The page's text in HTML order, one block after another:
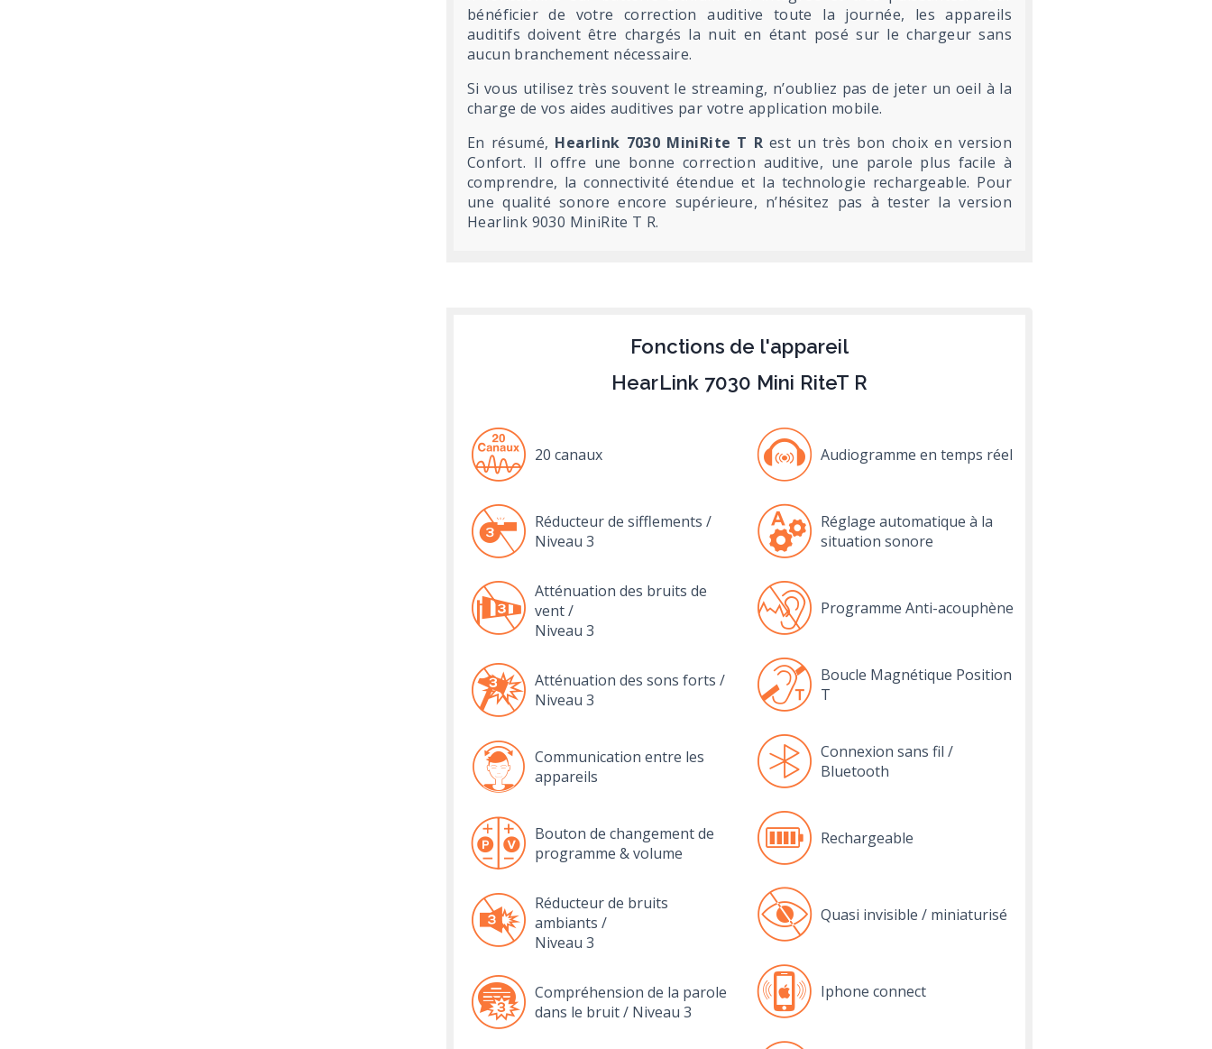
bénéficier de votre correction auditive toute la journée, les appareils
auditifs doivent être chargés la nuit en étant posé sur le chargeur sans
aucun branchement nécessaire.
Si vous utilisez très souvent le streaming, n’oubliez pas de jeter un oeil à la
charge de vos aides auditives par votre application mobile.
En résumé, Hearlink 7030 MiniRite T R est un très bon choix en version
Confort. Il offre une bonne correction auditive, une parole plus facile à
comprendre, la connectivité étendue et la technologie rechargeable. Pour
une qualité sonore encore supérieure, n’hésitez pas à tester la version
Hearlink 9030 MiniRite T R.
Fonctions de l'appareil
HearLink 7030 Mini RiteT R
20 canaux
Réducteur de sifflements /
Niveau 3
Atténuation des bruits de
vent /
Niveau 3
Atténuation des sons forts /
Niveau 3
Communication entre les
appareils
Bouton de changement de
programme & volume
Réducteur de bruits
ambiants /
Niveau 3
Compréhension de la parole
dans le bruit / Niveau 3
Audiogramme en temps réel
Réglage automatique à la
situation sonore
Programme Anti-acouphène
Boucle Magnétique Position
T
Connexion sans fil /
Bluetooth
Rechargeable
Quasi invisible / miniaturisé
Iphone connect